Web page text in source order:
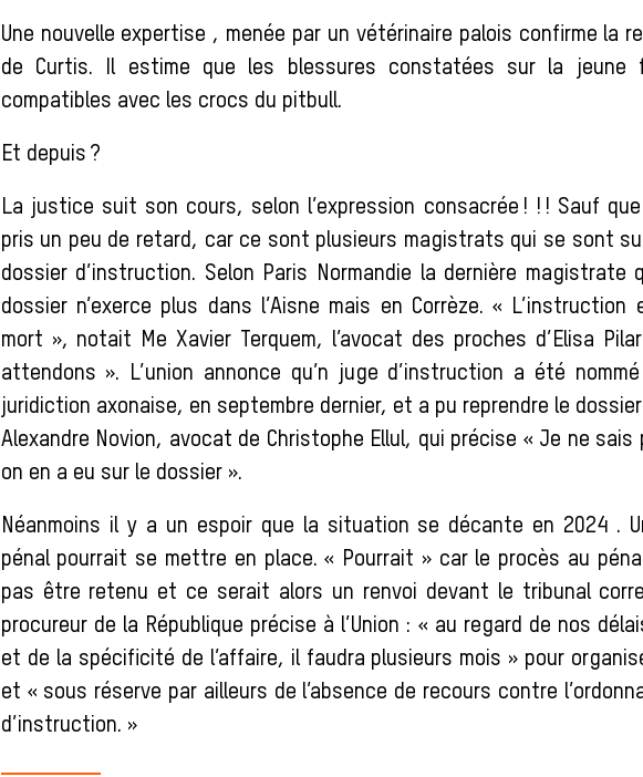
Une nouvelle expertise , menée par un vétérinaire palois confirme la
de Curtis. Il estime que les blessures constatées sur la jeune
compatibles avec les crocs du pitbull.
Et depuis ?
La justice suit son cours, selon l’expression consacrée ! ! ! Sauf
pris un peu de retard, car ce sont plusieurs magistrats qui se sont
dossier d’instruction. Selon Paris Normandie la dernière magistrate
dossier n’exerce plus dans l’Aisne mais en Corrèze. «
mort », notait Me Xavier Terquem, l’avocat des proches d’Elisa
attendons ». L’union annonce qu’n juge d’instruction a été
juridiction axonaise, en septembre dernier, et a pu reprendre le dossier
Alexandre Novion, avocat de Christophe Ellul, qui précise « Je ne sais
on en a eu sur le dossier ».
Néanmoins il y a un espoir que la situation se décante en 2024 .
pénal pourrait se mettre en place. « Pourrait » car le procès au
pas être retenu et ce serait alors un renvoi devant le tribunal
procureur de la République précise à l’Union : « au regard de nos
et de la spécificité de l’affaire, il faudra plusieurs mois » pour
et « sous réserve par ailleurs de l’absence de recours contre
d’instruction. »